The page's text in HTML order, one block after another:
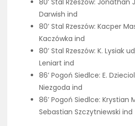
80’ Stal Rzeszów: Jonathan
Darwish ind
80’ Stal Rzeszów: Kacper
Kaczówka ind
80’ Stal Rzeszów: K. Lysiak
Leniart ind
86’ Pogoń Siedlce: E.
Niezgoda ind
86’ Pogoń Siedlce: Krystian
Sebastian Szczytniewski ind